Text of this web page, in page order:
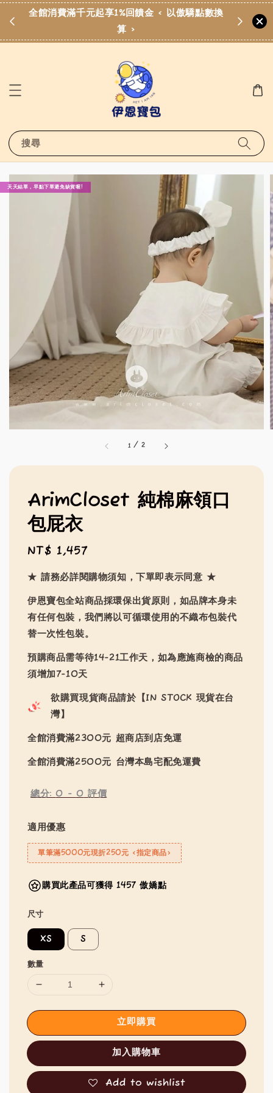
全館消費滿千元起享1%回饋金 < 以傲驕點數換
算 >
搜尋
1 / 2
天天結單，早點下單避免缺貨喔!
ArimCloset 純棉麻領口
包屁衣
Regular
NT$ 1,457
★ 請務必詳閱購物須知，下單即表示同意 ★
伊恩寶包全站商品採環保出貨原則，如品牌本身未
有任何包裝，我們將以可循環使用的不織布包裝代
替一次性包裝。
預購商品需等待14-21工作天，如為應施商檢的商品
須增加7-10天
欲購買現貨商品請於【IN STOCK 現貨在台
灣】
全館消費滿2300元 超商店到店免運
全館消費滿2500元 台灣本島宅配免運費
總分: 0 - 0 評價
適用優惠
單筆滿5000元現折250元 <指定商品>
購買此產品可獲得 1457 傲嬌點
尺寸
XS S
數量
立即購買
加入購物車
Add to wishlist